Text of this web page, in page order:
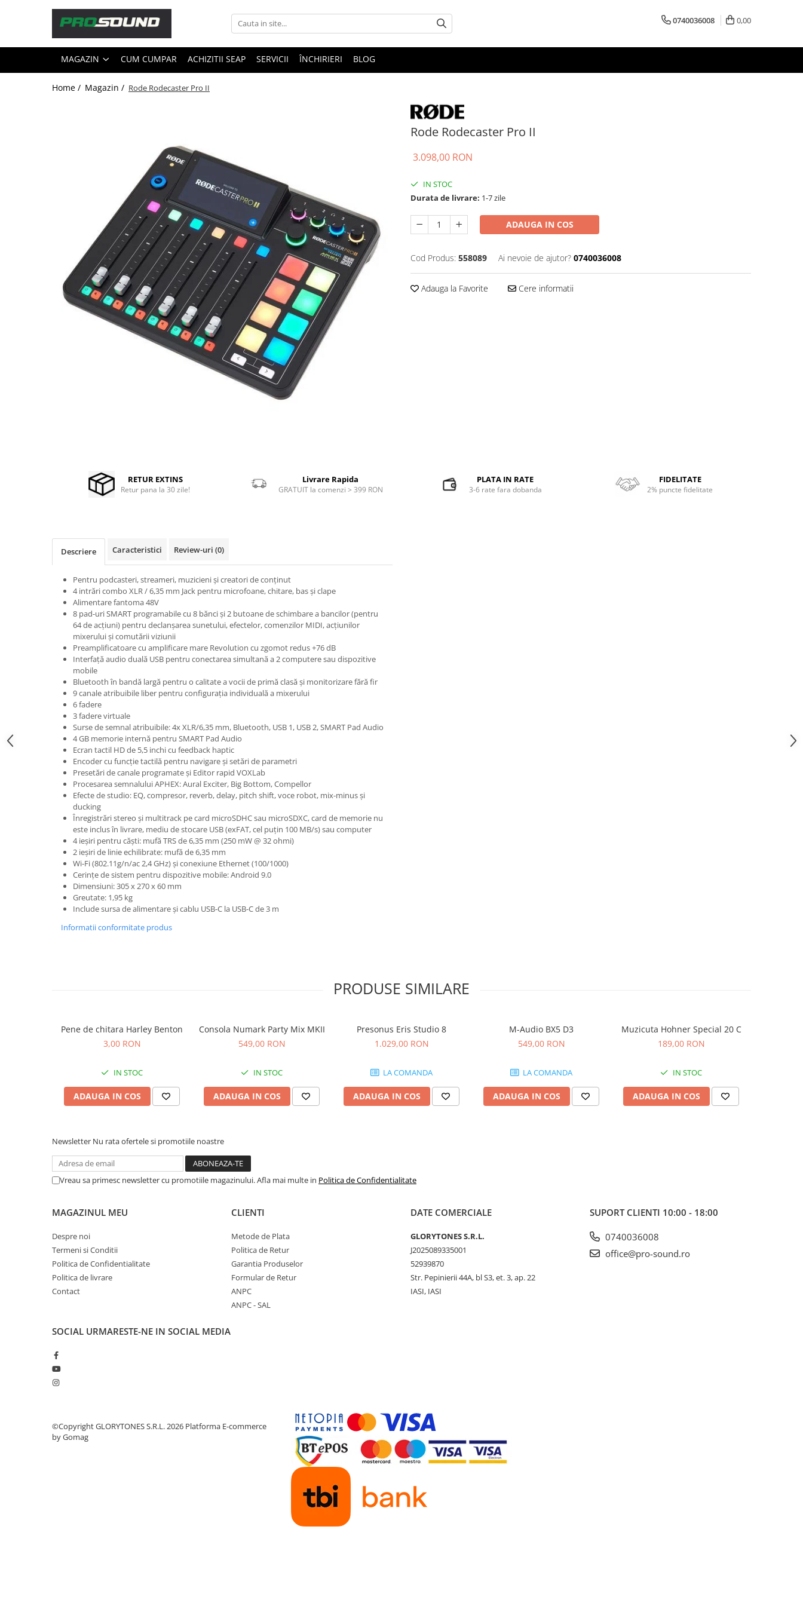
Magazin
Sonorizare / PA
Accesorii sonorizare, PA
Pickup-uri, platane & accesorii
Stabilizatoare de tensiune UPS si
Power Conditioner
Microfoane lavaliera si headset
Microfoane podcast, USB, iOS /
Microfoane pt instalatii si
Microfoane Ribbon
Microfoane stereo
Microfoane Suspendabile
Microfoane wireless si sisteme
Stative de microfon
Studio si inregistrari
Accesorii de microfoane
Accesorii de rack
Accesorii echipamente de studio
Controllere MIDI - USB DAW
Controllere monitoare de studio
Convertoare AD/DA
Interfete audio
Interfete MIDI si Cabluri Midi-USB
Microfoane de studio
Monitoare de studio
Preamplificatoare
Protectii antifonice pentru urechi
Recordere de studio
Recordere portabile
Sintetizatoare
Efecte de lumini
Moving Head-uri
Par Led si Pinspot
Scene şi Ring-uri de Dans
Instrumente Muzicale
Chitare si bass
Instrumente cu arcus
Instrumente si jucarii pentru copii
Instrumente traditionale
Case-uri DJ
0740036008 0,00
MAGAZIN CUM CUMPAR ACHIZITII SEAP SERVICII ÎNCHIRIERI BLOG
Home / Magazin / Rode Rodecaster Pro II
Rode Rodecaster Pro II
3.098,00 RON
IN STOC
Durata de livrare: 1-7 zile
ADAUGA IN COS
Cod Produs: 558089 Ai nevoie de ajutor? 0740036008
Adauga la Favorite Cere informatii
RETUR EXTINS
Retur pana la 30 zile!
Livrare Rapida
GRATUIT la comenzi > 399 RON
PLATA IN RATE
3-6 rate fara dobanda
FIDELITATE
2% puncte fidelitate
Descriere Caracteristici Review-uri (0)
Pentru podcasteri, streameri, muzicieni și creatori de conținut
4 intrări combo XLR / 6,35 mm Jack pentru microfoane, chitare, bas și clape
Alimentare fantoma 48V
8 pad-uri SMART programabile cu 8 bănci și 2 butoane de schimbare a bancilor (pentru
64 de acțiuni) pentru declanșarea sunetului, efectelor, comenzilor MIDI, acțiunilor
mixerului și comutării viziunii
Preamplificatoare cu amplificare mare Revolution cu zgomot redus +76 dB
Interfață audio duală USB pentru conectarea simultană a 2 computere sau dispozitive
mobile
Bluetooth în bandă largă pentru o calitate a vocii de primă clasă și monitorizare fără fir
9 canale atribuibile liber pentru configurația individuală a mixerului
6 fadere
3 fadere virtuale
Surse de semnal atribuibile: 4x XLR/6,35 mm, Bluetooth, USB 1, USB 2, SMART Pad Audio
4 GB memorie internă pentru SMART Pad Audio
Ecran tactil HD de 5,5 inchi cu feedback haptic
Encoder cu funcție tactilă pentru navigare și setări de parametri
Presetări de canale programate și Editor rapid VOXLab
Procesarea semnalului APHEX: Aural Exciter, Big Bottom, Compellor
Efecte de studio: EQ, compresor, reverb, delay, pitch shift, voce robot, mix-minus și
ducking
Înregistrări stereo și multitrack pe card microSDHC sau microSDXC, card de memorie nu
este inclus în livrare, mediu de stocare USB (exFAT, cel puțin 100 MB/s) sau computer
4 ieșiri pentru căști: mufă TRS de 6,35 mm (250 mW @ 32 ohmi)
2 ieșiri de linie echilibrate: mufă de 6,35 mm
Wi-Fi (802.11g/n/ac 2,4 GHz) și conexiune Ethernet (100/1000)
Cerințe de sistem pentru dispozitive mobile: Android 9.0
Dimensiuni: 305 x 270 x 60 mm
Greutate: 1,95 kg
Include sursa de alimentare și cablu USB-C la USB-C de 3 m
Informatii conformitate produs
PRODUSE SIMILARE
Pene de chitara Harley Benton
3,00 RON
IN STOC
ADAUGA IN COS
Consola Numark Party Mix MKII
549,00 RON
IN STOC
ADAUGA IN COS
Presonus Eris Studio 8
1.029,00 RON
LA COMANDA
ADAUGA IN COS
M-Audio BX5 D3
549,00 RON
LA COMANDA
ADAUGA IN COS
Muzicuta Hohner Special 20 C
189,00 RON
IN STOC
ADAUGA IN COS
Newsletter Nu rata ofertele si promotiile noastre
Vreau sa primesc newsletter cu promotiile magazinului. Afla mai multe in Politica de Confidentialitate
MAGAZINUL MEU
Despre noi
Termeni si Conditii
Politica de Confidentialitate
Politica de livrare
Contact
CLIENTI
Metode de Plata
Politica de Retur
Garantia Produselor
Formular de Retur
ANPC
ANPC - SAL
DATE COMERCIALE
GLORYTONES S.R.L.
J2025089335001
52939870
Str. Pepinierii 44A, bl S3, et. 3, ap. 22
IASI, IASI
SUPORT CLIENTI 10:00 - 18:00
0740036008
office@pro-sound.ro
SOCIAL URMARESTE-NE IN SOCIAL MEDIA
©Copyright GLORYTONES S.R.L. 2026 Platforma E-commerce
by Gomag